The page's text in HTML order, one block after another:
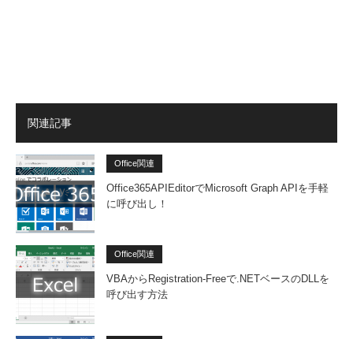
関連記事
Office関連
Office365APIEditorでMicrosoft Graph APIを手軽
に呼び出し！
Office関連
VBAからRegistration-Freeで.NETベースのDLLを
呼び出す方法